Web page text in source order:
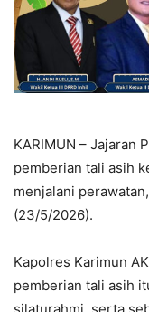
KARIMUN – Jajaran
pemberian tali asih
menjalani
(23/5/2026).
Kapolres Karimun
pemberian tali asih